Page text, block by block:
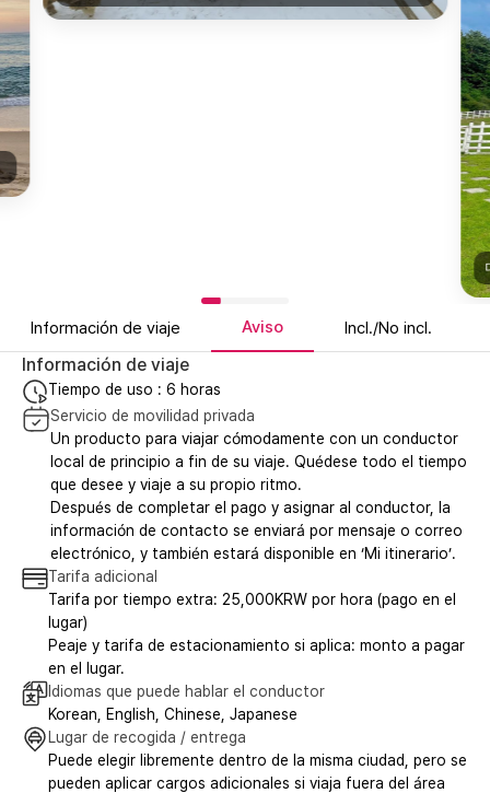
Información de viaje Aviso Incl./No incl.
Información de viaje
Tiempo de uso : 6 horas
Servicio de movilidad privada
Un producto para viajar cómodamente con un conductor
local de principio a fin de su viaje. Quédese todo el tiempo
que desee y viaje a su propio ritmo.
Después de completar el pago y asignar al conductor, la
información de contacto se enviará por mensaje o correo
electrónico, y también estará disponible en ‘Mi itinerario’.
Tarifa adicional
Tarifa por tiempo extra: 25,000KRW por hora (pago en el
lugar)
Peaje y tarifa de estacionamiento si aplica: monto a pagar
en el lugar.
Idiomas que puede hablar el conductor
Korean, English, Chinese, Japanese
Lugar de recogida / entrega
Puede elegir libremente dentro de la misma ciudad, pero se
pueden aplicar cargos adicionales si viaja fuera del área